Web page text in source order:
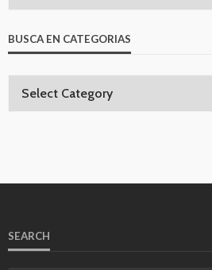
BUSCA EN CATEGORIAS
SEARCH